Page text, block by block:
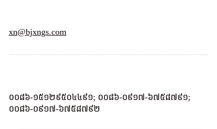
xn@bjxngs.com
០០៨៦-១៥១២៩៥០៤៤៩១; ០០៨៦-០៩១៧-៦៧៥៨៧៩១;
០០៨៦-០៩១៧-៦៧៥៨៧៩២